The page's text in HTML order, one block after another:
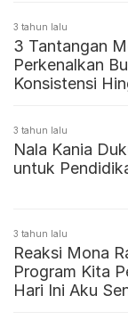
3 tahun lalu
3 Tantangan
Perkenalkan
Konsistensi
3 tahun lalu
Nala Kania
untuk
3 tahun lalu
Reaksi Mona
Program Kita
Hari Ini Aku